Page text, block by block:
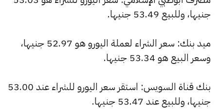
جنيها، وللبيع 53.49 جنيها.
ميد بنك: سعر الشراء لعملة اليورو هو 52.97 جنيها،
وسعر البيع هو 53.34 جنيها.
بنك قناة السويس: استقر سعر اليورو للشراء عند 53.00
جنيها، وللبيع عند 53.47 جنيها.